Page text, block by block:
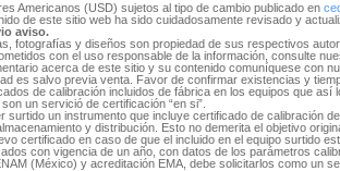
Americanos (USD) sujetos al tipo de cambio publicado en
de este sitio web ha sido cuidadosamente revisado y
aviso.
fotografías y diseños son propiedad de sus respectivos
con el uso responsable de la información, consulte
acerca de este sitio y su contenido comuníquese con
es salvo previa venta. Favor de confirmar existencias y
de calibración incluidos de fábrica en los equipos que
un servició de certificación “en si”.
surtido un instrumento que incluye certificado de calibración
y distribución. Esto no demerita el objetivo
certificado en caso de que el incluido en el equipo surtido
con vigencia de un año, con datos de los parámetros
(México) y acreditación EMA, debe solicitarlos como un